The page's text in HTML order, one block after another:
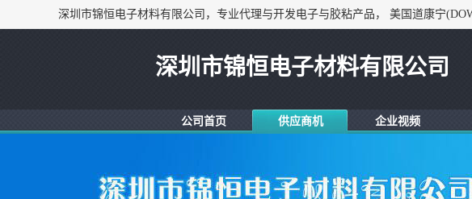
深圳市锦恒电子材料有限公司
公司首页 供应商机 企业视频